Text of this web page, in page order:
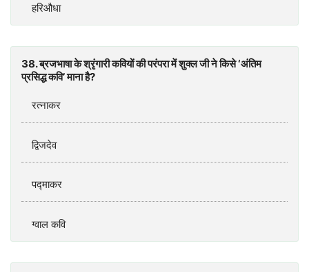
हरिऔधा
38. ब्रजभाषा के श्रृंगारी कवियों की परंपरा में शुक्ल जी ने किसे ‘अंतिम
प्रसिद्ध कवि’ माना है?
रत्नाकर
द्विजदेव
पद्माकर
ग्वाल कवि